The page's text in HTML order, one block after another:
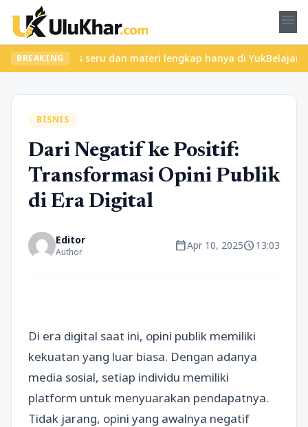
menu
BREAKING
kelas seru dan materi lengkap hanya di YukBelajar.com.
BISNIS
Dari Negatif ke Positif:
Transformasi Opini Publik
di Era Digital
Editor
Author calendar_todayApr 10, 2025schedule13:03
Di era digital saat ini, opini publik memiliki
kekuatan yang luar biasa. Dengan adanya
media sosial, setiap individu memiliki
platform untuk menyuarakan pendapatnya.
Tidak jarang, opini yang awalnya negatif